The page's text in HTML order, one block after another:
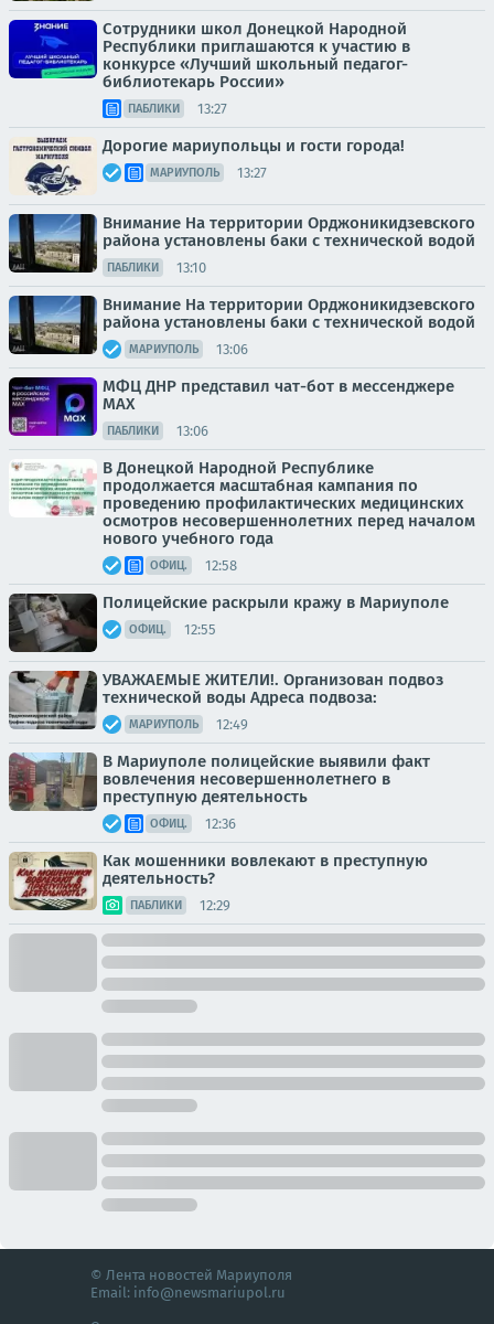
Сотрудники школ Донецкой Народной
Республики приглашаются к участию в
конкурсе «Лучший школьный педагог-
библиотекарь России»
ПАБЛИКИ 13:27
Дорогие мариупольцы и гости города!
МАРИУПОЛЬ 13:27
Внимание На территории Орджоникидзевского
района установлены баки с технической водой
ПАБЛИКИ 13:10
Внимание На территории Орджоникидзевского
района установлены баки с технической водой
МАРИУПОЛЬ 13:06
МФЦ ДНР представил чат-бот в мессенджере
MAX
ПАБЛИКИ 13:06
В Донецкой Народной Республике
продолжается масштабная кампания по
проведению профилактических медицинских
осмотров несовершеннолетних перед началом
нового учебного года
ОФИЦ. 12:58
Полицейские раскрыли кражу в Мариуполе
ОФИЦ. 12:55
УВАЖАЕМЫЕ ЖИТЕЛИ!. Организован подвоз
технической воды Адреса подвоза:
МАРИУПОЛЬ 12:49
В Мариуполе полицейские выявили факт
вовлечения несовершеннолетнего в
преступную деятельность
ОФИЦ. 12:36
Как мошенники вовлекают в преступную
деятельность?
ПАБЛИКИ 12:29
© Лента новостей Мариуполя
Email: info@newsmariupol.ru